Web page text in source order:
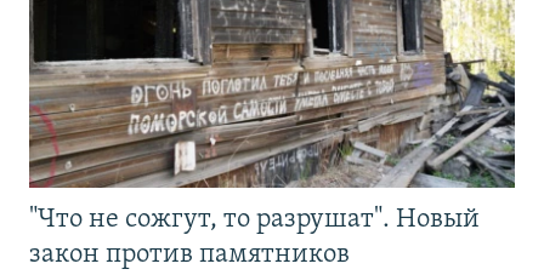
"Что не сожгут, то разрушат". Новый
закон против памятников